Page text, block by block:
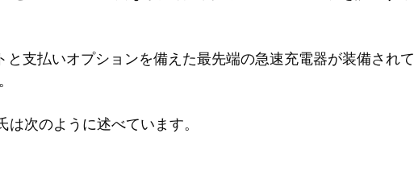
支払いオプションを備えた最先端の急速充電器が装備されて
次のように述べています。